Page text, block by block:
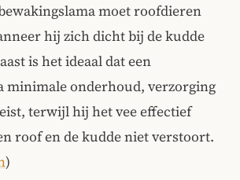
moet roofdieren
hij zich dicht bij de kudde
is het ideaal dat een
minimale onderhoud, verzorging
terwijl hij het vee effectief
roof en de kudde niet verstoort.
)